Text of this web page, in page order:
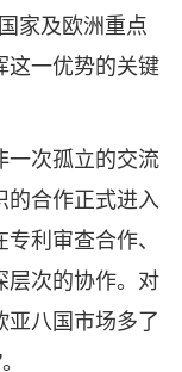
家及欧洲重点
这一优势的关键
次孤立的交流
的合作正式进入
利审查合作、
层次的协作。对
八国市场多了